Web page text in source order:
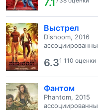
7.1
Выстрел
Dishoom, 2016
6.31 110 оценки
Фантом
Phantom, 2015